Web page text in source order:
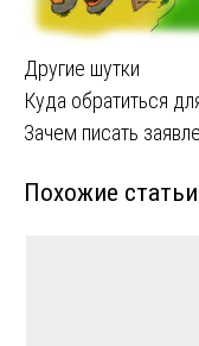
Другие шутки
Навигация
записям
Куда обратиться
Зачем писать
Похожие статьи